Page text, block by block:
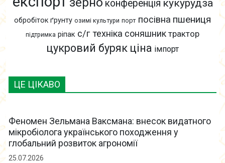
ЦЕ ЦІКАВО
Феномен Зельмана Ваксмана: внесок видатного
мікробіолога українського походження у
глобальний розвиток агрономії
25.07.2026
конференція кукурудза
обробіток ґрунту озимі культури порт посівна пшениця
підтримка ріпак с/г техніка соняшник трактор
цукровий буряк ціна імпорт